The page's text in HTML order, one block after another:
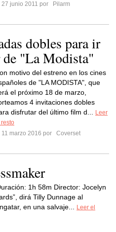
27 junio 2011 por
Pilarm
dobles para ir
"La Modista"
motivo del estreno en los cines
de "LA MODISTA", que
el próximo 18 de marzo,
4 invitaciones dobles
disfrutar del último film d...
Leer
11 marzo 2016 por
Coverset
1h 58m Director: Jocelyn
dirá Tilly Dunnage al
en una salvaje...
Leer el